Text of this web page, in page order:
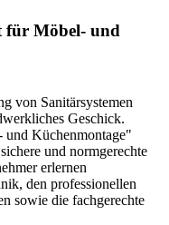
für Möbel- und
von Sanitärsystemen
Geschick.
Küchenmontage"
und normgerechte
erlernen
den professionellen
sowie die fachgerechte